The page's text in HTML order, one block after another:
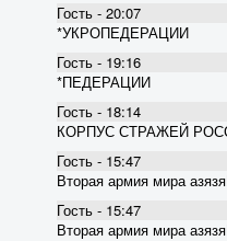
Гость - 20:07
*УКРОПЕДЕРАЦИИ
Гость - 19:16
*ПЕДЕРАЦИИ
Гость - 18:14
КОРПУС СТРАЖЕЙ
Гость - 15:47
Вторая армия мира
Гость - 15:47
Вторая армия мира